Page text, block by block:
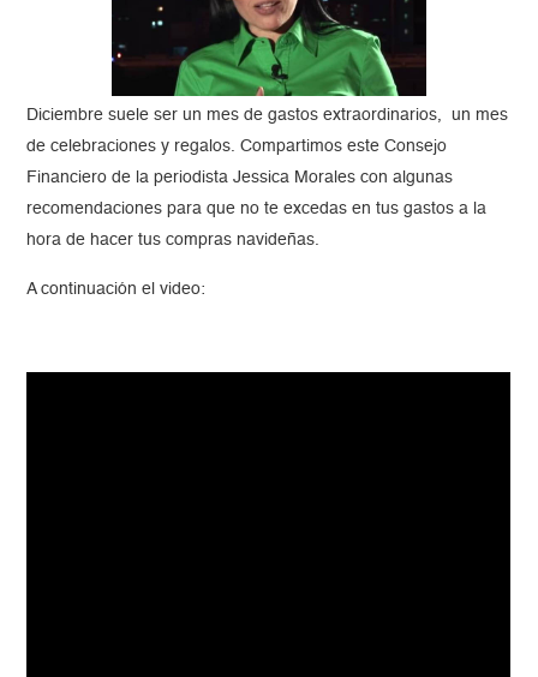
Diciembre suele ser un mes de gastos extraordinarios, un mes
de celebraciones y regalos. Compartimos este Consejo
Financiero de la periodista Jessica Morales con algunas
recomendaciones para que no te excedas en tus gastos a la
hora de hacer tus compras navideñas.
A continuación el video: